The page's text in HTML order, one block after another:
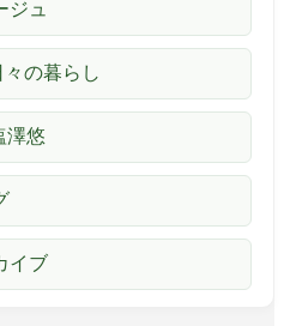
ジュ
の暮らし
澤悠
イブ